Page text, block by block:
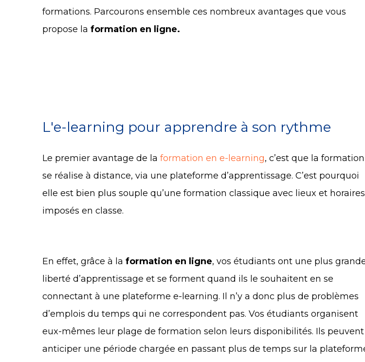
formations. Parcourons ensemble ces nombreux avantages que vous
propose la formation en ligne.
L'e-learning pour apprendre à son rythme
Le premier avantage de la formation en e-learning, c’est que la formation
se réalise à distance, via une plateforme d’apprentissage. C’est pourquoi
elle est bien plus souple qu’une formation classique avec lieux et horaires
imposés en classe.
En effet, grâce à la formation en ligne, vos étudiants ont une plus
liberté d’apprentissage et se forment quand ils le souhaitent en se
connectant à une plateforme e-learning. Il n’y a donc plus de problèmes
d’emplois du temps qui ne correspondent pas. Vos étudiants organisent
eux-mêmes leur plage de formation selon leurs disponibilités. Ils peuvent
anticiper une période chargée en passant plus de temps sur la